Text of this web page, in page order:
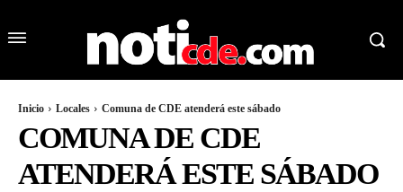
Inicio Locales Comuna de CDE atenderá este sábado
COMUNA DE CDE
ATENDERÁ ESTE SÁBADO